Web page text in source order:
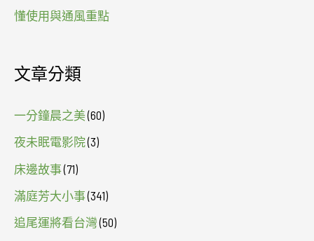
懂使用與通風重點
文章分類
一分鐘晨之美(60)
夜未眠電影院(3)
床邊故事(71)
滿庭芳大小事(341)
追尾運將看台灣(50)